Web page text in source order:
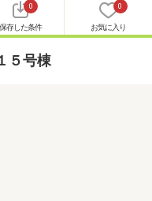
0
保存した条件
0
お気に入り
５号棟